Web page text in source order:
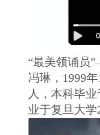
“最美领诵员
冯琳，1999
人，本科毕
业于复旦大